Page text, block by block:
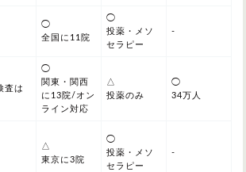
◯
全国に11院
◯
投薬・メソ
セラピー
-
査は
◯
関東・関西
に13院/オン
ライン対応
△
投薬のみ
◯
34万人
△
東京に3院
◯
投薬・メソ
セラピー
-